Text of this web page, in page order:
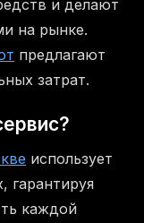
и делают
на рынке.
предлагают
затрат.
использует
гарантируя
каждой